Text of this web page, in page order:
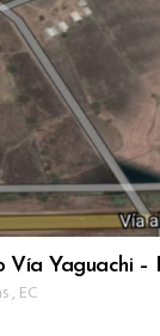
Vía Yaguachi –
, EC